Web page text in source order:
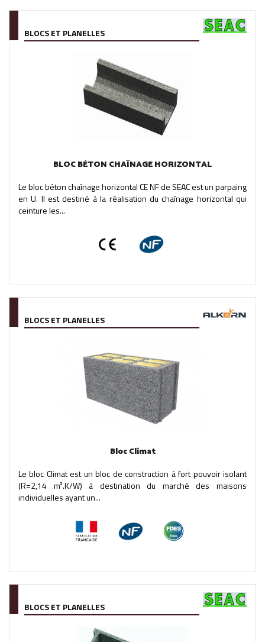
BLOCS ET PLANELLES
BLOC BÉTON CHAÎNAGE HORIZONTAL
Le bloc béton chaînage horizontal CE NF de SEAC est un parpaing
en U. Il est destiné à la réalisation du chaînage horizontal qui
ceinture les...
BLOCS ET PLANELLES
Bloc Climat
Le bloc Climat est un bloc de construction à fort pouvoir isolant
(R=2,14 m².K/W) à destination du marché des maisons
individuelles ayant un...
BLOCS ET PLANELLES